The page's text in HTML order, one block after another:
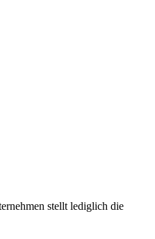
stellt lediglich die